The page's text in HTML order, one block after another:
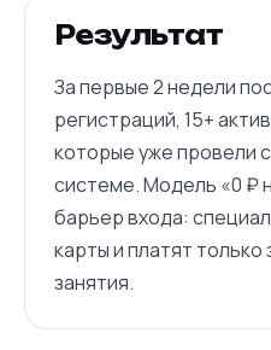
Результат
За первые 2 недели
регистраций, 15+
которые уже провели
системе. Модель «0 ₽
барьер входа:
карты и платят
занятия.